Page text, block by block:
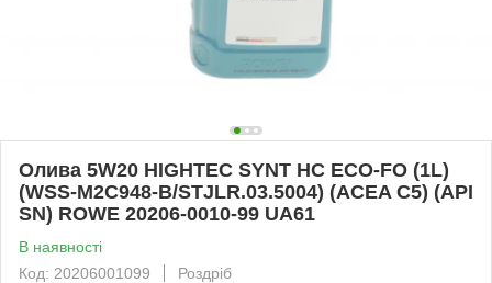
Олива 5W20 HIGHTEC SYNT HC ECO-FO (1L)
(WSS-M2C948-B/STJLR.03.5004) (ACEA C5) (API
SN) ROWE 20206-0010-99 UA61
В наявності
Код: 20206001099
Роздріб